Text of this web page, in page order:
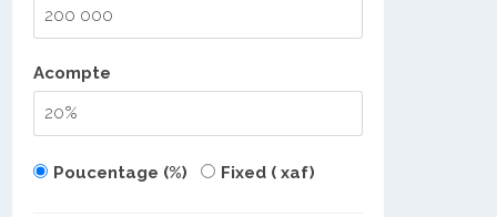
Acompte
Poucentage (%) Fixed ( xaf)